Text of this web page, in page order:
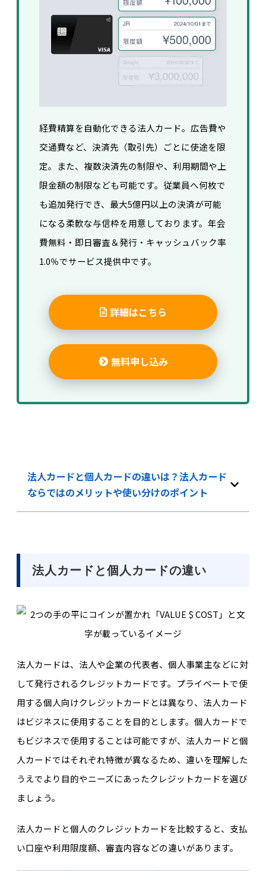
経費精算を自動化できる法人カード。広告費や
交通費など、決済先（取引先）ごとに使途を限
定。また、複数決済先の制限や、利用期間や上
限金額の制限なども可能です。 従業員へ何枚で
も追加発行でき、 最大5億円以上の決済が可能
になる柔軟な与信枠を用意しております。 年会
費無料・即日審査＆発行・キャッシュバック率
1.0％でサービス提供中です。
詳細はこちら
無料申し込み
法人カードと個人カードの違いは？法人カード
ならではのメリットや使い分けのポイント
法人カードと個人カードの違い
法人カードは、法人や企業の代表者、個人事業主などに対
して発行されるクレジットカードです。プライベートで使
用する個人向けクレジットカードとは異なり、法人カード
はビジネスに使用することを目的とします。個人カードで
もビジネスで使用することは可能ですが、法人カードと個
人カードではそれぞれ特徴が異なるため、違いを理解した
うえでより目的やニーズにあったクレジットカードを選び
ましょう。
法人カードと個人のクレジットカードを比較すると、支払
い口座や利用限度額、審査内容などの違いがあります。